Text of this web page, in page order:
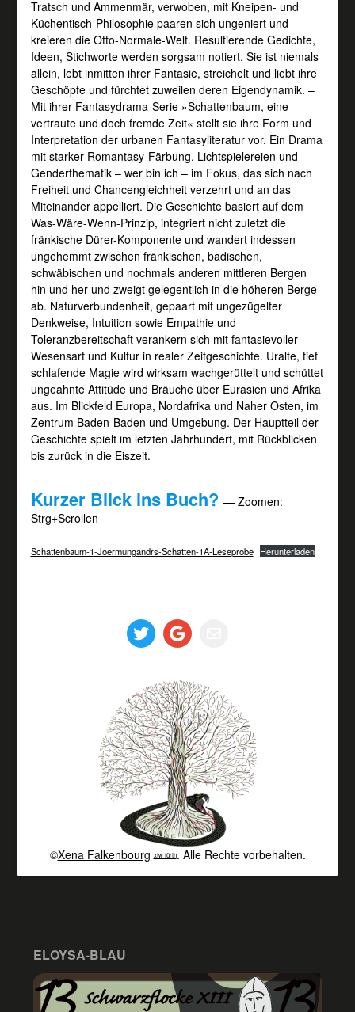
Tratsch und Ammenmär, verwoben, mit Kneipen- und
Küchentisch-Philosophie paaren sich ungeniert und
kreieren die Otto-Normale-Welt. Resultierende Gedichte,
Ideen, Stichworte werden sorgsam notiert. Sie ist niemals
allein, lebt inmitten ihrer Fantasie, streichelt und liebt ihre
Geschöpfe und fürchtet zuweilen deren Eigendynamik. –
Mit ihrer Fantasydrama-Serie »Schattenbaum, eine
vertraute und doch fremde Zeit« stellt sie ihre Form und
Interpretation der urbanen Fantasyliteratur vor. Ein Drama
mit starker Romantasy-Färbung, Lichtspielereien und
Genderthematik – wer bin ich – im Fokus, das sich nach
Freiheit und Chancengleichheit verzehrt und an das
Miteinander appelliert. Die Geschichte basiert auf dem
Was-Wäre-Wenn-Prinzip, integriert nicht zuletzt die
fränkische Dürer-Komponente und wandert indessen
ungehemmt zwischen fränkischen, badischen,
schwäbischen und nochmals anderen mittleren Bergen
hin und her und zweigt gelegentlich in die höheren Berge
ab. Naturverbundenheit, gepaart mit ungezügelter
Denkweise, Intuition sowie Empathie und
Toleranzbereitschaft verankern sich mit fantasievoller
Wesensart und Kultur in realer Zeitgeschichte. Uralte, tief
schlafende Magie wird wirksam wachgerüttelt und schüttet
ungeahnte Attitüde und Bräuche über Eurasien und Afrika
aus. Im Blickfeld Europa, Nordafrika und Naher Osten, im
Zentrum Baden-Baden und Umgebung. Der Hauptteil der
Geschichte spielt im letzten Jahrhundert, mit Rückblicken
bis zurück in die Eiszeit.
Kurzer Blick ins Buch? — Zoomen:
Strg+Scrollen
Schattenbaum-1-Joermungandrs-Schatten-1A-Leseprobe Herunterladen
TwitterGoogle
©Xena Falkenbourg xfw fürth. Alle Rechte vorbehalten.
ELOYSA-BLAU